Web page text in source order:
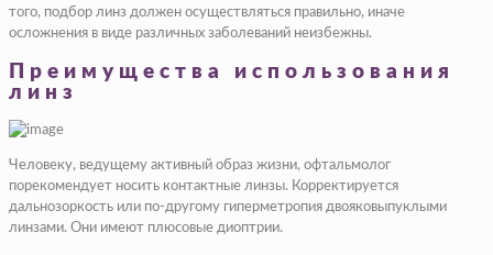
того, подбор линз должен осуществляться правильно, иначе
осложнения в виде различных заболеваний неизбежны.
Преимущества использования
линз
Человеку, ведущему активный образ жизни, офтальмолог
порекомендует носить контактные линзы. Корректируется
дальнозоркость или по-другому гиперметропия двояковыпуклыми
линзами. Они имеют плюсовые диоптрии.